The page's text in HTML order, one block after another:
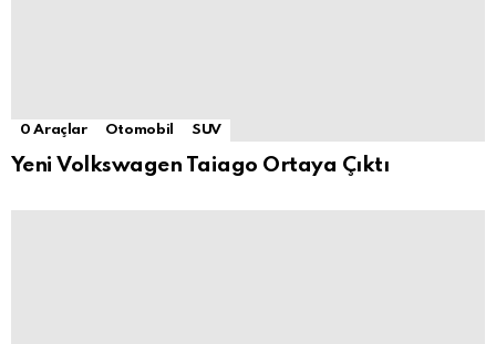
0 Araçlar Otomobil SUV
Yeni Volkswagen Taiago Ortaya Çıktı